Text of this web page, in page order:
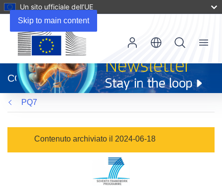
Skip to main content
Un sito ufficiale dell’UE
apre
in
una
nuova
finestra)
CORDIS
Menu
PQ7
Contenuto archiviato il 2024-06-18